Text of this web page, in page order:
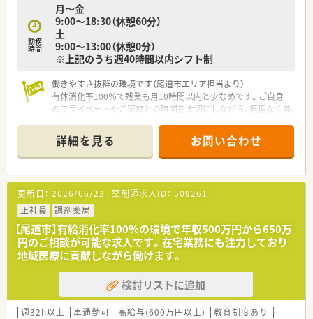
これからも選ばれる薬局になるため、
国が求めている在宅・かかりつけ・
健康フェアなども積極的に行っています。
■人間関係や給与面等の従業員満足度が高く、
離職率の低い法人です。
＜こんな方にもオススメ＞
■地域に根付いた薬局で安定して働きたい方
■研修制度の整った法人でスキルアップしたい方
等々…
少しでも気になった方はお問い合わせくださいませ
勤務
時間
月～金
9:00～18:30（休憩60分）
土
9:00～13:00（休憩0分）
※上記のうち週40時間以内シフト制
働きやすさ抜群の環境です（尾道市エリア担当より）
有休消化率100％で残業も月10時間以内と少なめです。ご自身
のプライベートやご家族との時間を大切にしながら、無理なく長
＊------------------------------------------＊
【店舗情報と応需状況について】
■尾道駅から車で40分ほどの立地にある、総合病院門前で多様
な処方箋を応需する調剤薬局です。
■内科から精神科や眼科まで幅広い総合科目に対応し、1日平均
55枚程度の処方箋を応需しています。
■約1500品目以上の豊富な医薬品を取り揃えており、処方の複
雑化にも全自動錠剤分包機で対応します。
【法人特徴について】
■創業46年以上の歴史を持ち、東部エリアで24店舗を展開し毎
年店舗数を増やしている老舗企業です。
■社長が頻繁に店舗を訪問するため現場の意見が直接届きやす
く、風通しの良い社風が魅力の一つです。
詳細を見る お問い合わせ
更新日： 2026/06/22 薬剤師求人ID： 509261
正社員
調剤薬局
【尾道市】有給消化率100％の環境で年収500万円から650万
円のご相談が可能な求人です。在宅業務にも注力しており
地域医療に貢献しながら働けます。
検討リストに追加
週32h以上 車通勤可 高給与(600万円以上) 教育制度あり シフト制